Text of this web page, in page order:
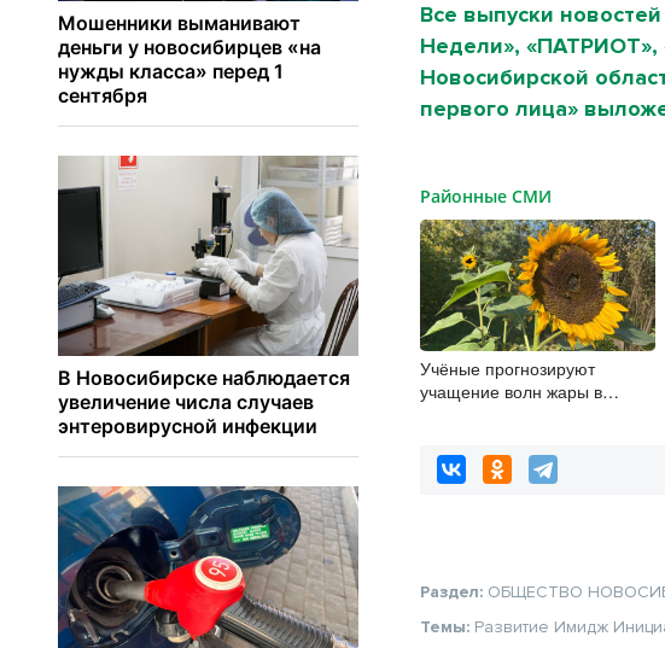
Все выпуски
Недели», «ПАТРИОТ»,
Новосибирской
первого лица»
Районные СМИ
Учёные прогнозируют
учащение волн жары в
Раздел: ОБЩЕСТВО
Темы: Развитие Имидж